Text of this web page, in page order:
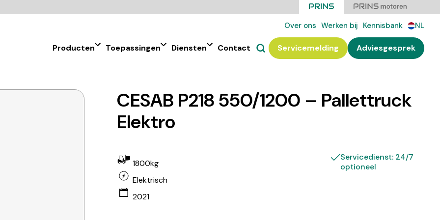
Over ons Werken bij Kennisbank NL
Producten Toepassingen Diensten Contact Servicemelding Adviesgesprek
CESAB P218 550/1200 – Pallettruck
Elektro
1800kg
Elektrisch
2021
Servicedienst: 24/7
optioneel